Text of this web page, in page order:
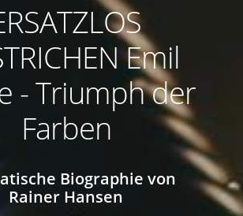
Emil
- Triumph der
Farben
Biographie von
Rainer Hansen